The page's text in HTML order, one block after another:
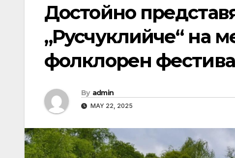
Достойно
„Русчуклийче“ на
фолклорен
By admin
MAY 22, 2025